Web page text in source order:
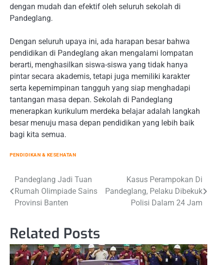
dengan mudah dan efektif oleh seluruh sekolah di
Pandeglang.
Dengan seluruh upaya ini, ada harapan besar bahwa
pendidikan di Pandeglang akan mengalami lompatan
berarti, menghasilkan siswa-siswa yang tidak hanya
pintar secara akademis, tetapi juga memiliki karakter
serta kepemimpinan tangguh yang siap menghadapi
tantangan masa depan. Sekolah di Pandeglang
menerapkan kurikulum merdeka belajar adalah langkah
besar menuju masa depan pendidikan yang lebih baik
bagi kita semua.
PENDIDIKAN & KESEHATAN
Post
navigation
Pandeglang Jadi Tuan
Rumah Olimpiade Sains
Provinsi Banten
Kasus Perampokan Di
Pandeglang, Pelaku Dibekuk
Polisi Dalam 24 Jam
Related Posts